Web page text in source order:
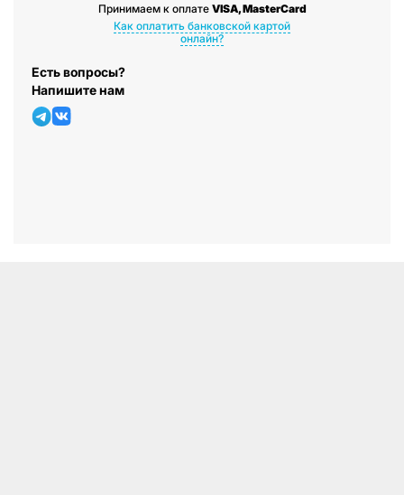
Принимаем к оплате VISA, MasterCard
Как оплатить банковской картой
онлайн?
Есть вопросы?
Напишите нам